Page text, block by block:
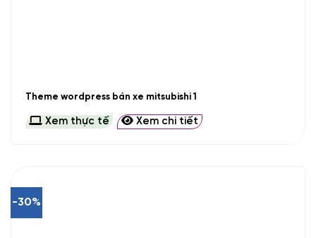
Theme wordpress bán xe mitsubishi 1
Xem thực tế Xem chi tiết
-30%